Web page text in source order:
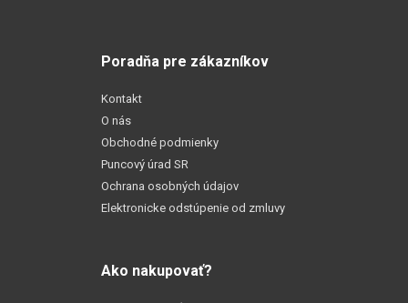
Poradňa pre zákazníkov
Kontakt
O nás
Obchodné podmienky
Puncový úrad SR
Ochrana osobných údajov
Elektronicke odstúpenie od zmluvy
Ako nakupovať?